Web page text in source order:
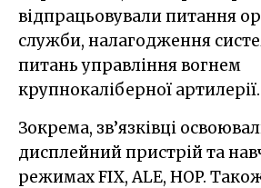
відпрацьовували питання
служби, налагодження
питань управління вогнем
крупнокаліберної артилерії.
Зокрема, зв’язківці
дисплейний пристрій та
режимах FIX, ALE, HOP.